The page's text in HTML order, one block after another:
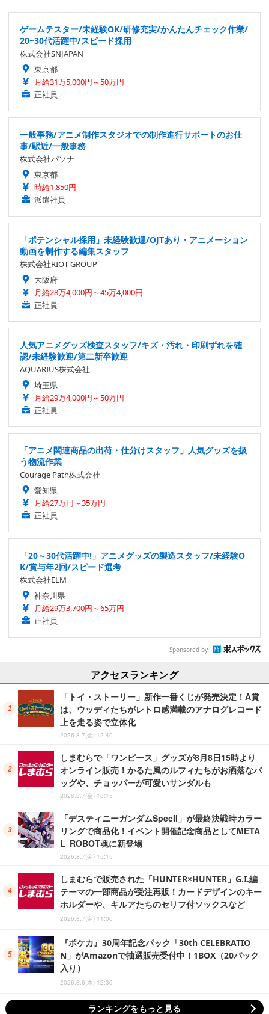
ゲームテスター/未経験OK/研修充実/かんたんチェック作業/
20~30代活躍中/スピード採用
株式会社SNJAPAN
東京都
月給31万5,000円～50万円
正社員
一般事務/アニメ制作スタジオでの制作進行サポートのお仕
事/駅近/一般事務
株式会社パソナ
東京都
時給1,850円
派遣社員
「ポテンシャル採用」未経験歓迎/OJTあり・アニメーション
動画を制作する編集スタッフ
株式会社RIOT GROUP
大阪府
月給28万4,000円～45万4,000円
正社員
人気アニメグッズ検査スタッフ/キズ・汚れ・印刷ずれを確
認/未経験歓迎/第二新卒歓迎
AQUARIUS株式会社
埼玉県
月給29万4,000円～50万円
正社員
「アニメ関連商品の出荷・仕分けスタッフ」人気グッズを扱
う物流作業
Courage Path株式会社
愛知県
月給27万円～35万円
正社員
「20～30代活躍中!」アニメグッズの製造スタッフ/未経験O
K/賞与年2回/スピード選考
株式会社ELM
神奈川県
月給29万3,700円～65万円
正社員
Sponsored by
アクセスランキング
「トイ・ストーリー」新作一番くじが発売決定！A賞
は、ウッディたちがレトロ感満載のアナログレコード
上を走る姿で立体化
2026.8.7(金) 12:40
しまむらで「ワンピース」グッズが8月8日15時より
オンライン販売！かるた風のルフィたちがお洒落なバ
ッグや、チョッパーが可愛いサンダルも
2026.8.7(金) 18:15
「デスティニーガンダムSpecII」が最終決戦時カラー
リングで商品化！イベント開催記念商品としてMETA
L ROBOT魂に新登場
2026.8.7(金) 15:15
しまむらで販売された「HUNTER×HUNTER」G.I.編
テーマの一部商品が受注再販！カードデザインのキー
ホルダーや、キルアたちのセリフ付ソックスなど
2026.8.7(金) 11:00
『ポケカ』30周年記念パック「30th CELEBRATIO
N」がAmazonで抽選販売受付中！1BOX（20パック
入り）
2026.8.6(木) 12:30
ランキングをもっと見る